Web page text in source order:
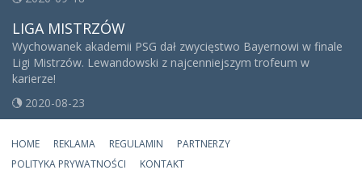
LIGA MISTRZÓW
Wychowanek akademii PSG dał zwycięstwo Bayernowi w finale
Ligi Mistrzów. Lewandowski z najcenniejszym trofeum w
karierze!
2020-08-23
HOME REKLAMA REGULAMIN
PARTNERZY
POLITYKA PRYWATNOŚCI
KONTAKT